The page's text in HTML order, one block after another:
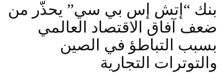
بنك “إتش إس بي سي” يحذّر من
ضعف آفاق الاقتصاد العالمي
بسبب التباطؤ في الصين
والتوترات التجارية